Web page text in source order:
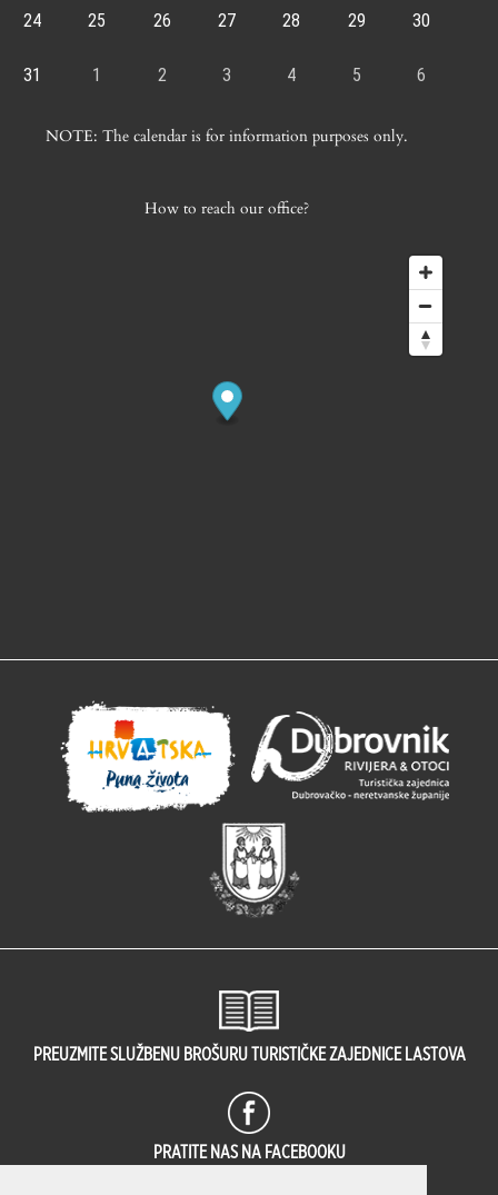
24 25 26 27 28 29 30
31 1 2 3 4 5 6
NOTE: The calendar is for information purposes only.
How to reach our office?
PREUZMITE SLUŽBENU BROŠURU TURISTIČKE ZAJEDNICE LASTOVA
PRATITE NAS NA FACEBOOKU